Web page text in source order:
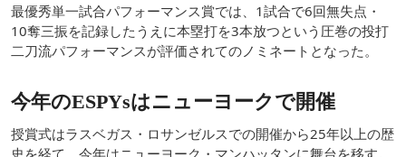
最優秀単一試合パフォーマンス賞では、1試合で6回無失点・
10奪三振を記録したうえに本塁打を3本放つという圧巻の投打
二刀流パフォーマンスが評価されてのノミネートとなった。
今年のESPYsはニューヨークで開催
授賞式はラスベガス・ロサンゼルスでの開催から25年以上の歴
史を経て、今年はニューヨーク・マンハッタンに舞台を移す。